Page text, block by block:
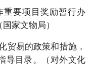
重要项目奖励暂行办
家文物局）
贸易的政策和措施，
导目录。（对外文化